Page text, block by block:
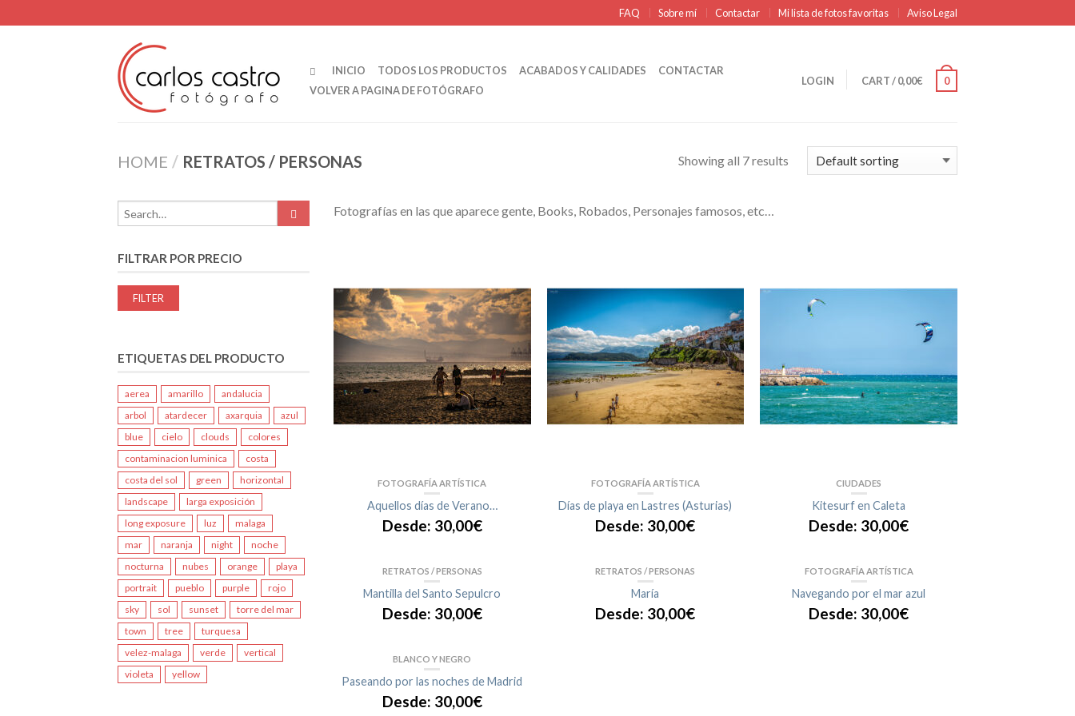
FAQ Sobre mí Contactar Mi lista de fotos favoritas Aviso Legal
INICIO TODOS LOS PRODUCTOS ACABADOS Y CALIDADES
CONTACTAR
VOLVER A PAGINA DE FOTÓGRAFO
LOGIN CART/0,00€ 0
HOME / RETRATOS / PERSONAS Showing all 7 results
Fotografías en las que aparece gente, Books, Robados, Personajes famosos, etc…
FOTOGRAFÍA ARTÍSTICA
Aquellos días de Verano…
Desde: 30,00€
FOTOGRAFÍA ARTÍSTICA
Días de playa en Lastres (Asturias)
Desde: 30,00€
CIUDADES
Kitesurf en Caleta
Desde: 30,00€
RETRATOS / PERSONAS
Mantilla del Santo Sepulcro
Desde: 30,00€
RETRATOS / PERSONAS
María
Desde: 30,00€
FOTOGRAFÍA ARTÍSTICA
Navegando por el mar azul
Desde: 30,00€
BLANCO Y NEGRO
Paseando por las noches de Madrid
Desde: 30,00€
FILTRAR POR PRECIO
Min
price
Max
priceFILTER
ETIQUETAS DEL PRODUCTO
aerea amarillo
andalucia
arbol
atardecer axarquia
azul
blue
cielo clouds
colores
contaminacion luminica
costa
costa del sol
green
horizontal
landscape
larga exposición
long exposure
luz
malaga
mar
naranja night
noche
nocturna
nubes orange
playa
portrait
pueblo purple
rojo
sky
sol sunset
torre del mar
town
tree
turquesa
velez-malaga
verde
vertical
violeta
yellow